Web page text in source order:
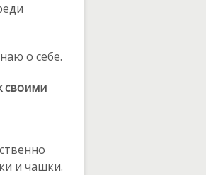
о себе.
своими
и чашки.